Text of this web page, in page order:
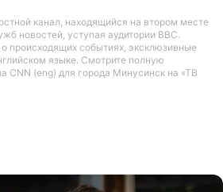
канал, находящийся на втором месте
новостей, уступая аудитории BBC.
происходящих событиях, эксклюзивные
языке. Смотрите полную
CNN (eng) для города Минусинск на «ТВ